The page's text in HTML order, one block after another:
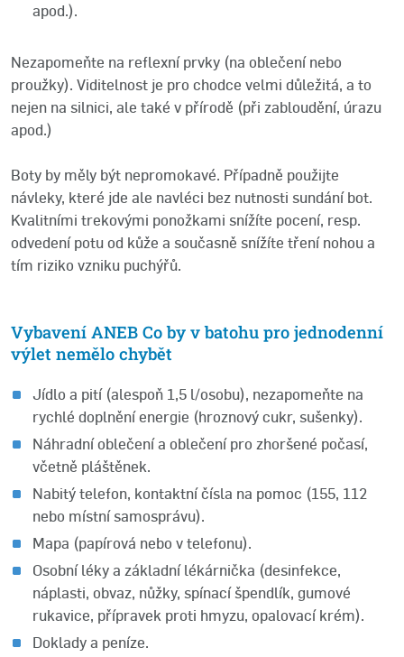
apod.).
Nezapomeňte na reflexní prvky (na oblečení nebo
proužky). Viditelnost je pro chodce velmi důležitá, a to
nejen na silnici, ale také v přírodě (při zabloudění, úrazu
apod.)
Boty by měly být nepromokavé. Případně použijte
návleky, které jde ale navléci bez nutnosti sundání bot.
Kvalitními trekovými ponožkami snížíte pocení, resp.
odvedení potu od kůže a současně snížíte tření nohou a
tím riziko vzniku puchýřů.
Vybavení ANEB Co by v batohu pro jednodenní
výlet nemělo chybět
Jídlo a pití (alespoň 1,5 l/osobu), nezapomeňte na
rychlé doplnění energie (hroznový cukr, sušenky).
Náhradní oblečení a oblečení pro zhoršené počasí,
včetně pláštěnek.
Nabitý telefon, kontaktní čísla na pomoc (155, 112
nebo místní samosprávu).
Mapa (papírová nebo v telefonu).
Osobní léky a základní lékárnička (desinfekce,
náplasti, obvaz, nůžky, spínací špendlík, gumové
rukavice, přípravek proti hmyzu, opalovací krém).
Doklady a peníze.